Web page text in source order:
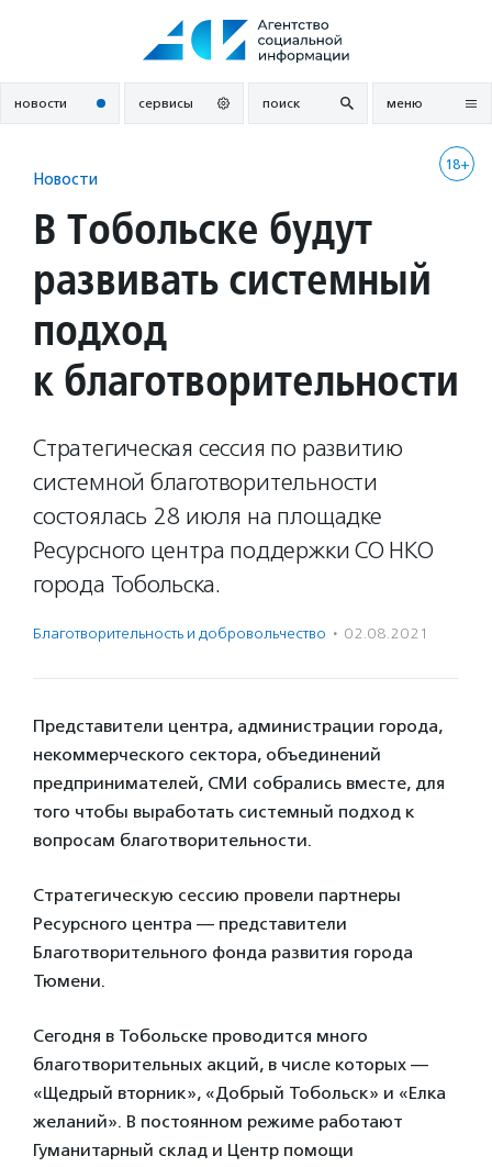
новости сервисы поиск меню
18+
Новости
В Тобольске будут
развивать системный
подход
к благотворительности
Стратегическая сессия по развитию
системной благотворительности
состоялась 28 июля на площадке
Ресурсного центра поддержки СО НКО
города Тобольска.
Благотвори­тель­ность и доброволь­чест­во · 02.08.2021
Представители центра, администрации города,
некоммерческого сектора, объединений
предпринимателей, СМИ собрались вместе, для
того чтобы выработать системный подход к
вопросам благотворительности.
Стратегическую сессию провели партнеры
Ресурсного центра — представители
Благотворительного фонда развития города
Тюмени.
Сегодня в Тобольске проводится много
благотворительных акций, в числе которых —
«Щедрый вторник», «Добрый Тобольск» и «Елка
желаний». В постоянном режиме работают
Гуманитарный склад и Центр помощи